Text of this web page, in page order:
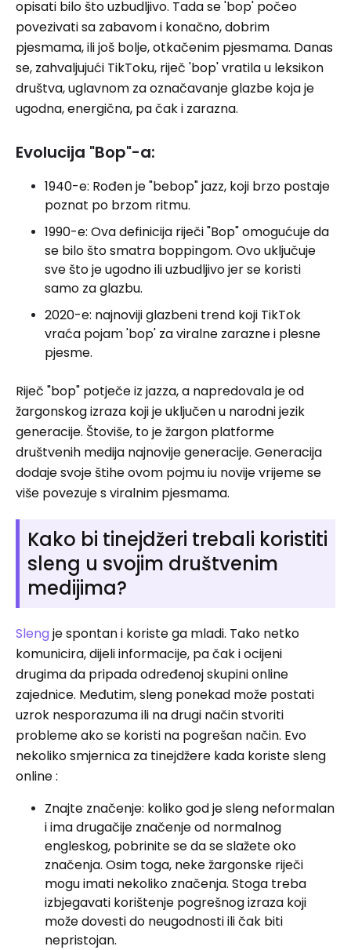
opisati bilo što uzbudljivo. Tada se 'bop' počeo
povezivati ​​sa zabavom i konačno, dobrim
pjesmama, ili još bolje, otkačenim pjesmama. Danas
se, zahvaljujući TikToku, riječ 'bop' vratila u leksikon
društva, uglavnom za označavanje glazbe koja je
ugodna, energična, pa čak i zarazna.
Evolucija "Bop"-a:
1940-e: Rođen je "bebop" jazz, koji brzo postaje
poznat po brzom ritmu.
1990-e: Ova definicija riječi "Bop" omogućuje da
se bilo što smatra boppingom. Ovo uključuje
sve što je ugodno ili uzbudljivo jer se koristi
samo za glazbu.
2020-e: najnoviji glazbeni trend koji TikTok
vraća pojam 'bop' za viralne zarazne i plesne
pjesme.
Riječ "bop" potječe iz jazza, a napredovala je od
žargonskog izraza koji je uključen u narodni jezik
generacije. Štoviše, to je žargon platforme
društvenih medija najnovije generacije. Generacija
dodaje svoje štihe ovom pojmu iu novije vrijeme se
više povezuje s viralnim pjesmama.
Kako bi tinejdžeri trebali koristiti
sleng u svojim društvenim
medijima?
Sleng je spontan i koriste ga mladi. Tako netko
komunicira, dijeli informacije, pa čak i ocijeni
drugima da pripada određenoj skupini online
zajednice. Međutim, sleng ponekad može postati
uzrok nesporazuma ili na drugi način stvoriti
probleme ako se koristi na pogrešan način. Evo
nekoliko smjernica za tinejdžere kada koriste sleng
online :
Znajte značenje: koliko god je sleng neformalan
i ima drugačije značenje od normalnog
engleskog, pobrinite se da se slažete oko
značenja. Osim toga, neke žargonske riječi
mogu imati nekoliko značenja. Stoga treba
izbjegavati korištenje pogrešnog izraza koji
može dovesti do neugodnosti ili čak biti
nepristojan.